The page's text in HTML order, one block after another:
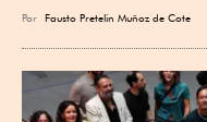
Por Fausto Pretelin Muñoz de Cote